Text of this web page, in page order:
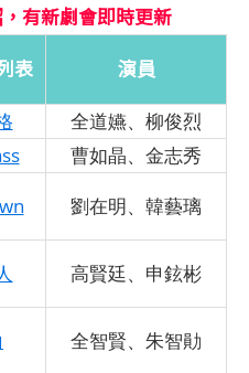
有新劇會即時更新
表 演員
全道嬿、柳俊烈
曹如晶、金志秀
劉在明、韓藝璃
高賢廷、申鉉彬
全智賢、朱智勛